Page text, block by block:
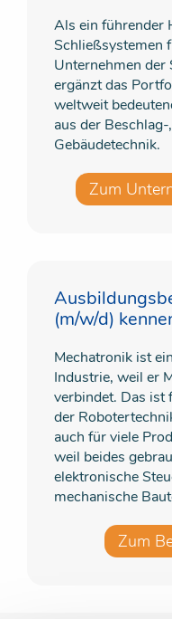
Als ein führender
Schließsystemen
Unternehmen der
ergänzt das
weltweit
aus der
Gebäudetechnik.
Zum
(m/w/d)
Mechatronik ist
Industrie, weil er
verbindet. Das ist
der
auch für viele
weil beides
elektronische
mechanische
Zum